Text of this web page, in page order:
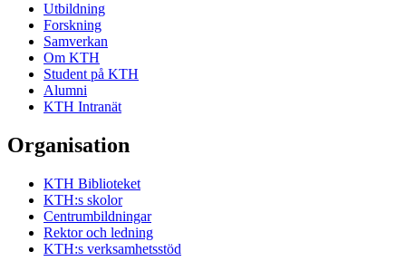
Utbildning
Forskning
Samverkan
Om KTH
Student på KTH
Alumni
KTH Intranät
Organisation
KTH Biblioteket
KTH:s skolor
Centrumbildningar
Rektor och ledning
KTH:s verksamhetsstöd